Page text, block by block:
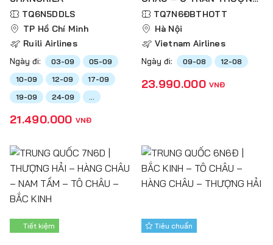
TQ6N5DDLS
TP Hồ Chí Minh
Ruili Airlines
Ngày đi: 03-09
05-09
10-09
12-09
17-09
19-09
24-09
21.490.000 VNĐ
HẢI – TÂN THIÊN ĐỊA
TQ7N6ĐBTHOTT
Hà Nội
Vietnam Airlines
Ngày đi: 09-08 12-08
23.990.000 VNĐ
Tiết kiệm Tiêu chuẩn